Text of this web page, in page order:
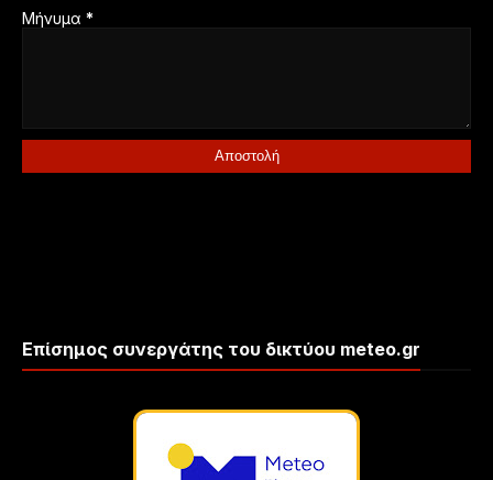
Μήνυμα *
Επίσημος συνεργάτης του δικτύου meteo.gr